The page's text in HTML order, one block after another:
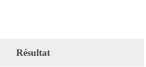
Résultat